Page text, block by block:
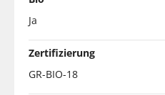
Ja
Zertifizierung
GR-BIO-18